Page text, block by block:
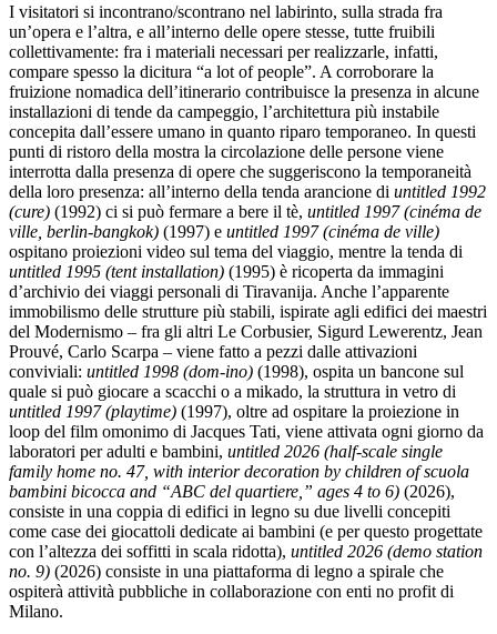
I visitatori si incontrano/scontrano nel labirinto, sulla strada fra
un’opera e l’altra, e all’interno delle opere stesse, tutte fruibili
collettivamente: fra i materiali necessari per realizzarle, infatti,
compare spesso la dicitura “a lot of people”. A corroborare la
fruizione nomadica dell’itinerario contribuisce la presenza in alcune
installazioni di tende da campeggio, l’architettura più instabile
concepita dall’essere umano in quanto riparo temporaneo. In questi
punti di ristoro della mostra la circolazione delle persone viene
interrotta dalla presenza di opere che suggeriscono la temporaneità
della loro presenza: all’interno della tenda arancione di untitled 1992
(cure) (1992) ci si può fermare a bere il tè, untitled 1997 (cinéma de
ville, berlin-bangkok) (1997) e untitled 1997 (cinéma de ville)
ospitano proiezioni video sul tema del viaggio, mentre la tenda di
untitled 1995 (tent installation) (1995) è ricoperta da immagini
d’archivio dei viaggi personali di Tiravanija. Anche l’apparente
immobilismo delle strutture più stabili, ispirate agli edifici dei maestri
del Modernismo – fra gli altri Le Corbusier, Sigurd Lewerentz, Jean
Prouvé, Carlo Scarpa – viene fatto a pezzi dalle attivazioni
conviviali: untitled 1998 (dom-ino) (1998), ospita un bancone sul
quale si può giocare a scacchi o a mikado, la struttura in vetro di
untitled 1997 (playtime) (1997), oltre ad ospitare la proiezione in
loop del film omonimo di Jacques Tati, viene attivata ogni giorno da
laboratori per adulti e bambini, untitled 2026 (half-scale single
family home no. 47, with interior decoration by children of scuola
bambini bicocca and “ABC del quartiere,” ages 4 to 6) (2026),
consiste in una coppia di edifici in legno su due livelli concepiti
come case dei giocattoli dedicate ai bambini (e per questo progettate
con l’altezza dei soffitti in scala ridotta), untitled 2026 (demo station
no. 9) (2026) consiste in una piattaforma di legno a spirale che
ospiterà attività pubbliche in collaborazione con enti no profit di
Milano.